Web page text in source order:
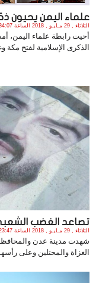
علماء اليمن يحيون
الثلاثاء , 29 مـايـو , 2018 الساعة 10:34:07 PM
أحيت رابطة علماء اليمن،
الذكرى الإسلامية لفتح مكة
تصاعد الغضب
الثلاثاء , 29 مـايـو , 2018 الساعة 12:23:47 AM
شهدت مدينة عدن
الغزاة والمحتلين وعلى رأسهم